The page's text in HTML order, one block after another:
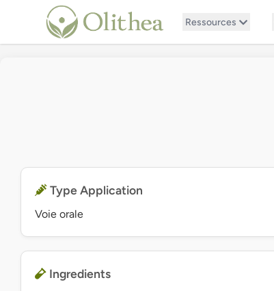
Ressources
Type Application
Voie orale
Ingredients